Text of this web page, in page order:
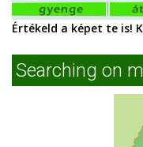
Értékeld a képet te is!
Searching on